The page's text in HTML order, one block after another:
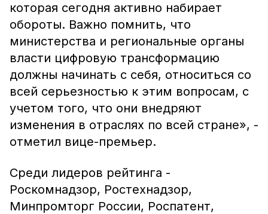
которая сегодня активно набирает
обороты. Важно помнить, что
министерства и региональные органы
власти цифровую трансформацию
должны начинать с себя, относиться со
всей серьезностью к этим вопросам, с
учетом того, что они внедряют
изменения в отраслях по всей стране», -
отметил вице-премьер.
Среди лидеров рейтинга -
Роскомнадзор, Ростехнадзор,
Минпромторг России, Роспатент,